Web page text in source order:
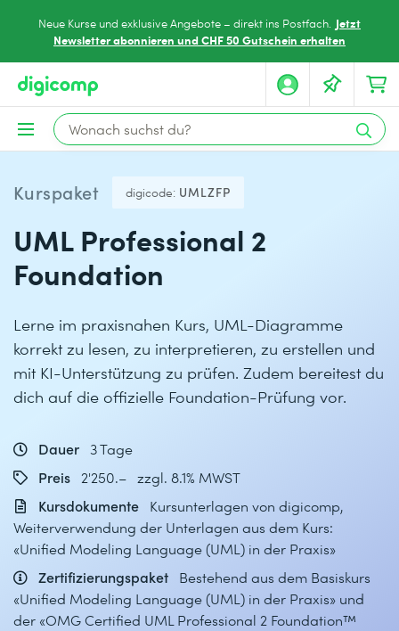
Neue Kurse und exklusive Angebote – direkt ins Postfach. Jetzt
Newsletter abonnieren und CHF 50 Gutschein erhalten
Kurspaket digicode: UMLZFP
UML Professional 2
Foundation
Lerne im praxisnahen Kurs, UML-Diagramme
korrekt zu lesen, zu interpretieren, zu erstellen und
mit KI-Unterstützung zu prüfen. Zudem bereitest du
dich auf die offizielle Foundation-Prüfung vor.
Dauer 3 Tage
Preis
2'250.– zzgl. 8.1% MWST
Kursdokumente
Kursunterlagen von digicomp,
Weiterverwendung der Unterlagen aus dem Kurs:
«Unified Modeling Language (UML) in der Praxis»
Zertifizierungspaket
Bestehend aus dem Basiskurs
«Unified Modeling Language (UML) in der Praxis» und
der «OMG Certified UML Professional 2 Foundation™